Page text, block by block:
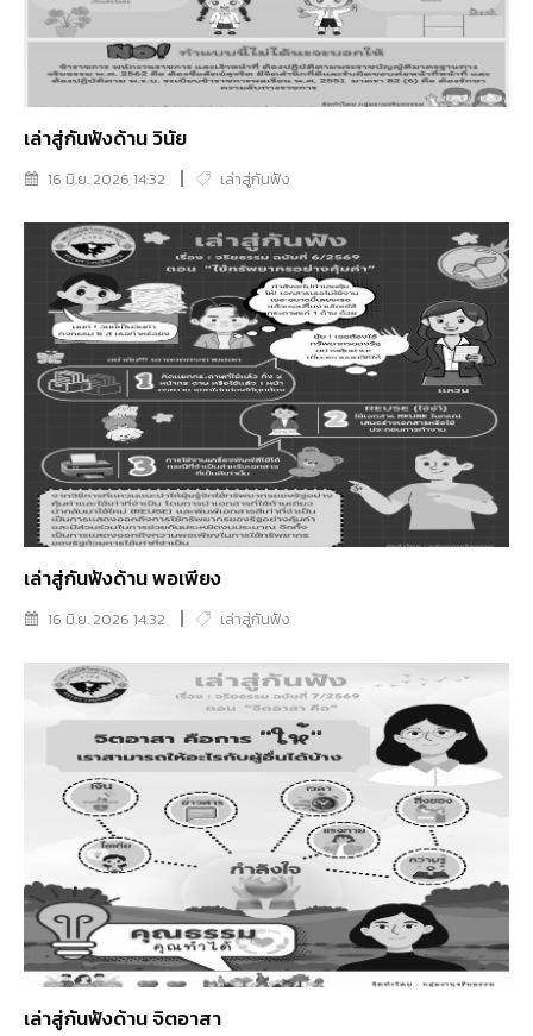
เล่าสู่กันฟังด้าน วินัย
16 มิ.ย. 2026 14:32 เล่าสู่กันฟัง
เล่าสู่กันฟังด้าน พอเพียง
16 มิ.ย. 2026 14:32 เล่าสู่กันฟัง
เล่าสู่กันฟังด้าน จิตอาสา